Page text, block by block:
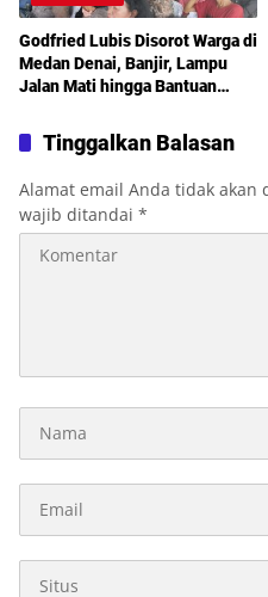
Godfried Lubis Disorot Warga di
Medan Denai, Banjir, Lampu
Jalan Mati hingga Bantuan
Sosperda Kemiskinan
Tinggalkan Balasan
Alamat email Anda tidak akan
wajib ditandai *